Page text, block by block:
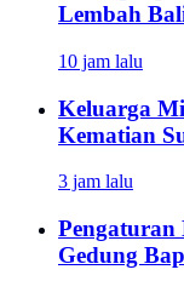
Lembah
10 jam lalu
Keluarga
Kematian
3 jam lalu
Pengaturan
Gedung